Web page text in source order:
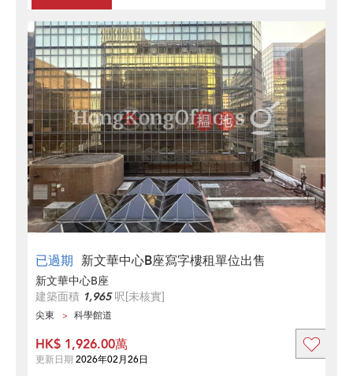
已過期 新文華中心B座寫字樓租單位出售
新文華中心B座
建築面積 1,965呎[未核實]
尖東 科學館道
HK$ 1,926.00萬
更新日期 2026年02月26日